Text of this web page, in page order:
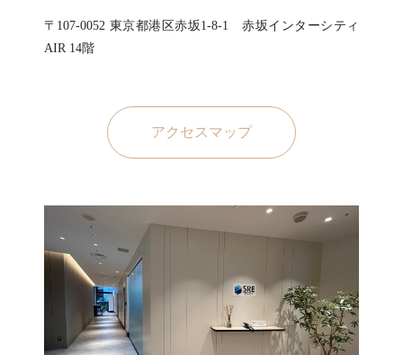
〒107-0052 東京都港区赤坂1-8-1 赤坂インターシティ
AIR 14階
アクセスマップ